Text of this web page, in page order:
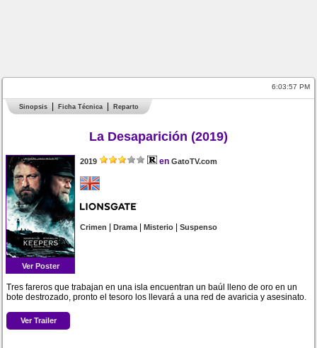
6:03:57 PM
Sinopsis Ficha Técnica Reparto
La Desaparición (2019)
Ver Poster
2019 en GatoTV.com
Crimen |Drama|Misterio |Suspenso
Tres fareros que trabajan en una isla encuentran un baúl lleno de oro en un
bote destrozado, pronto el tesoro los llevará a una red de avaricia y asesinato.
Ver Trailer